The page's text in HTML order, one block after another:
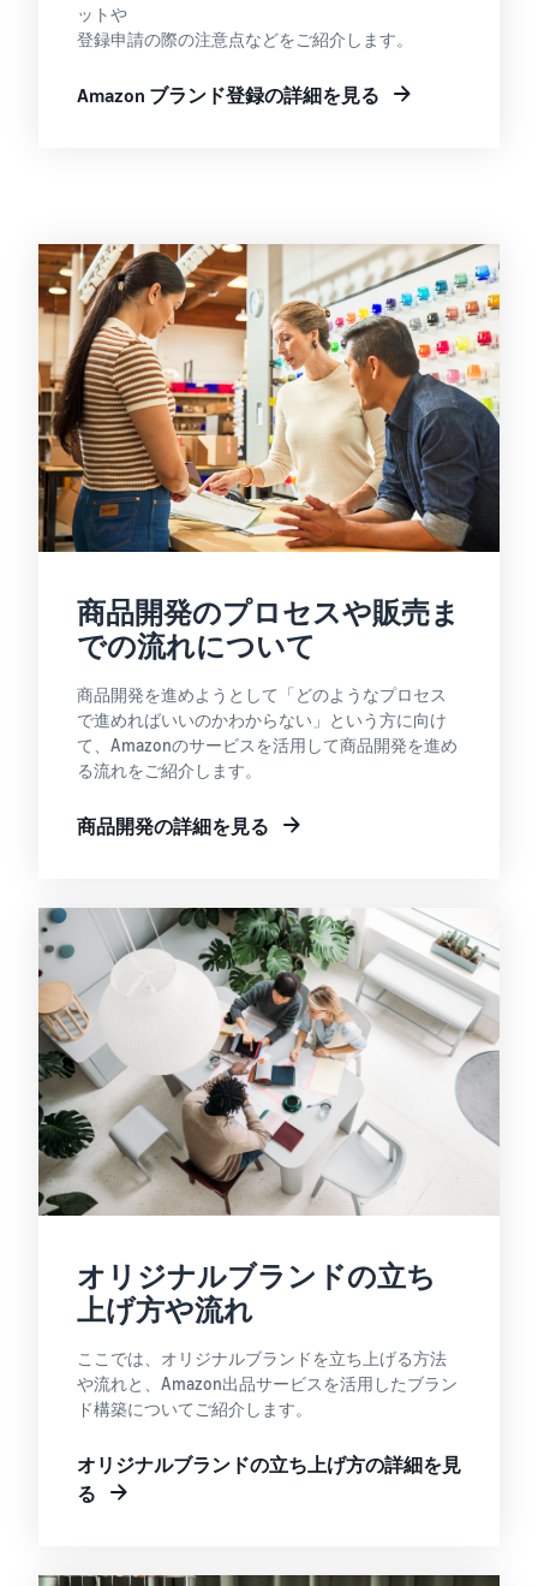
ットや
登録申請の際の注意点などをご紹介します。
Amazon ブランド登録の詳細を見る
商品開発のプロセスや販売ま
での流れについて
商品開発を進めようとして「どのようなプロセス
で進めればいいのかわからない」という方に向け
て、Amazonのサービスを活用して商品開発を進め
る流れをご紹介します。
商品開発の詳細を見る
オリジナルブランドの立ち
上げ方や流れ
ここでは、オリジナルブランドを立ち上げる方法
や流れと、Amazon出品サービスを活用したブラン
ド構築についてご紹介します。
オリジナルブランドの立ち上げ方の詳細を見
る